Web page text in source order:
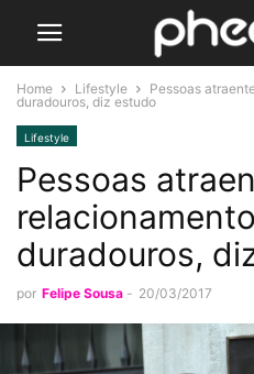
Home Lifestyle
Pessoas
duradouros, diz estudo
Lifestyle
Pessoas
duradouros,
por Felipe Sousa - 20/03/2017